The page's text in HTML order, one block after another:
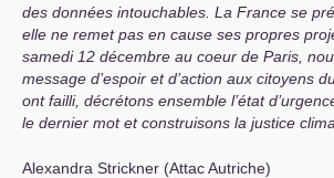
des données intouchables. La France se
elle ne remet pas en cause ses propres
samedi 12 décembre au coeur de Paris,
message d’espoir et d’action aux citoyens
ont failli, décrétons ensemble l’état
le dernier mot et construisons la justice
Alexandra Strickner (Attac Autriche)